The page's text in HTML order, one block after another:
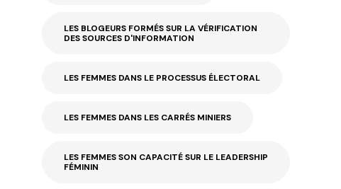
LES BLOGEURS FORMÉS SUR LA VÉRIFICATION
DES SOURCES D'INFORMATION
LES FEMMES DANS LE PROCESSUS ÉLECTORAL
LES FEMMES DANS LES CARRÉS MINIERS
LES FEMMES SON CAPACITÉ SUR LE LEADERSHIP
FÉMININ